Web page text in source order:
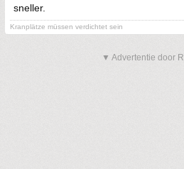
sneller.
Kranplätze müssen verdichtet sein
▼ Advertentie door